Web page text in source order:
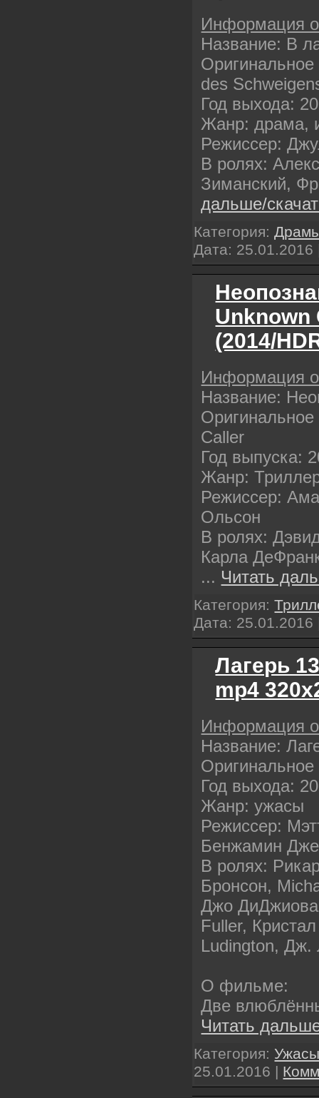
Информация
Название: В
des
Год выхода:
Жанр: драма,
Режиссер:
В ролях:
Зиманский,
дальше/
Категория:
Дата: 25.01.2016
Unknown
(2014/
Информация
Название:
Caller
Год выпуска:
Жанр:
Режиссер:
Ольсон
В ролях:
Карла
... Читать
Категория:
Дата: 25.01.2016
Лагерь
mp4
Информация
Название:
Год выхода:
Жанр: ужасы
Режиссер:
Бенжамин
В ролях:
Бронсон,
Джо
Fuller,
Ludington,
О фильме:
Две
Читать
Категория:
25.01.2016 |